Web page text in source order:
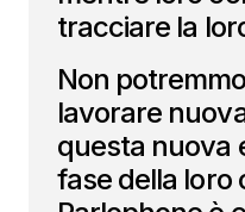
tracciare la
Non
lavorare
questa nuova
fase della loro